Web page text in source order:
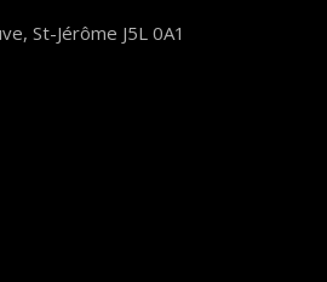
St-Jérôme J5L 0A1